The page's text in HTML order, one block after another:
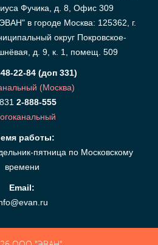
Фучика, д. 8, Офис 309
в городе Москва: 125362, г.
округ Покровское-
д. 9, к. 1, помещ. 509
22-84 (доп 331)
(Москва)
2-888-555
работы:
пятница по Московскому
времени
Email: